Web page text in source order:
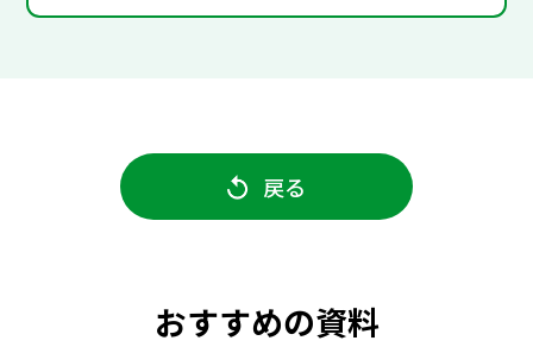
戻る
おすすめの資料